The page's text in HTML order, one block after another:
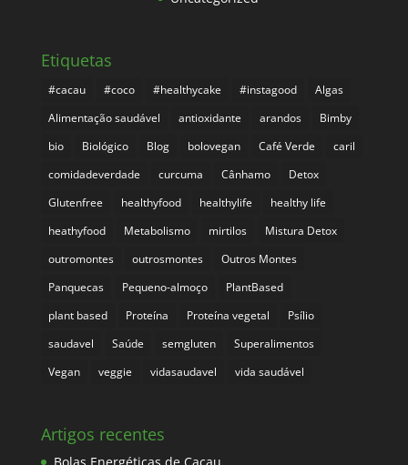
Etiquetas
#cacau #coco #healthycake #instagood
Algas
Alimentação saudável
antioxidante arandos
Bimby
bio
Biológico Blog bolovegan Café Verde
caril
comidadeverdade
curcuma Cânhamo
Detox
Glutenfree
healthyfood healthylife
healthy life
heathyfood
Metabolismo mirtilos
Mistura Detox
outromontes
outrosmontes
Outros Montes
Panquecas
Pequeno-almoço
PlantBased
plant based
Proteína Proteína vegetal
Psílio
saudavel
Saúde semgluten
Superalimentos
Vegan
veggie vidasaudavel vida saudável
Artigos recentes
Bolas Energéticas de Cacau